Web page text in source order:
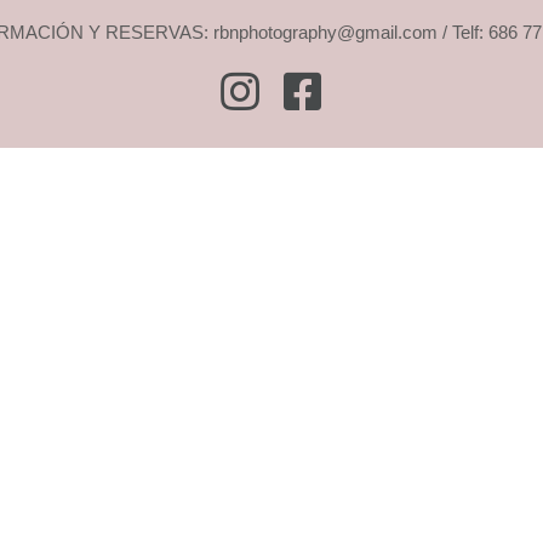
Y RESERVAS: rbnphotography@gmail.com / Telf: 686
Instagram